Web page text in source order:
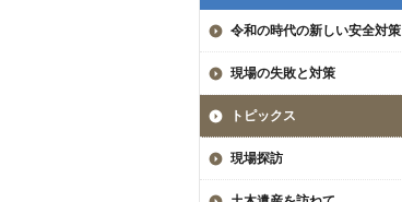
令和の時代の新しい安全対策
現場の失敗と対策
トピックス
現場探訪